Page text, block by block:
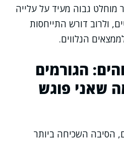
מוחלט גבוה מעיד על עלייה
ולרוב דורש התייחסות
הנלווים.
הגורמים
שאני פוגש
הסיבה השכיחה ביותר